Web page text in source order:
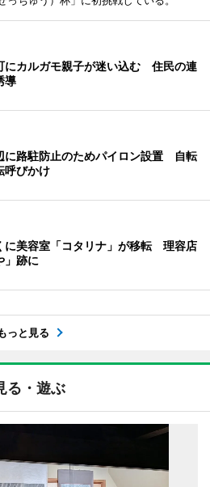
にカルガモ親子が迷い込む 住民の連
導
に路駐防止のためパイロン設置 自転
呼びかけ
に美容室「コタリナ」が移転 理容店
」跡に
っと見る
る・遊ぶ